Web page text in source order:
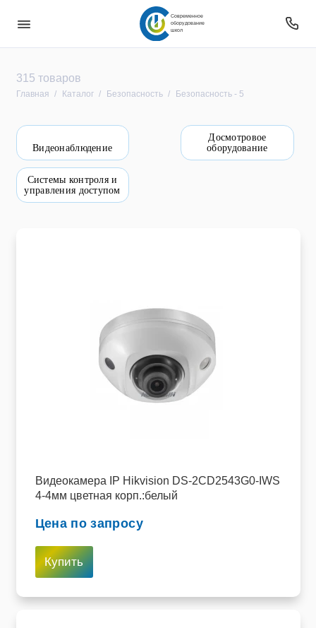
Современное
оборудование
школ
315 товаров
Главная Каталог Безопасность Безопасность - 5
Безопасность
Компьютерное и цифровое оборудование
Мебель
Пищевое оборудование и инвентарь
Робототехника
Спортивное оборудование и инвентарь
Видеонаблюдение
Досмотровое
оборудование
Системы контроля и
управления доступом
Видеокамера IP Hikvision DS-2CD2543G0-IWS
4-4мм цветная корп.:белый
Цена по запросу
Купить